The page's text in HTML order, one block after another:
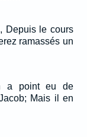
Depuis le cours
ramassés un
a point eu de
Mais il en